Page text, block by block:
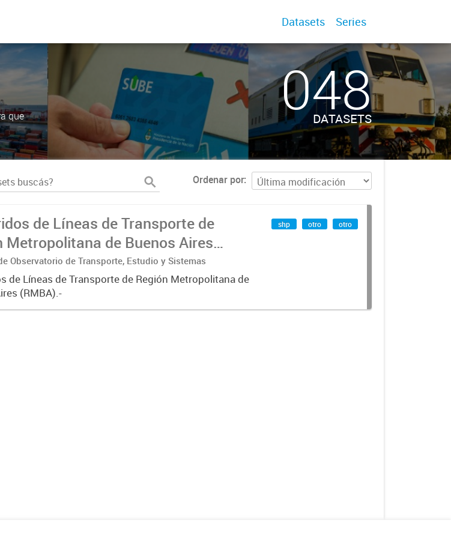
Datasets Series
que
048
DATASETS
Ordenar por
de Líneas de Transporte de
Metropolitana de Buenos Aires
Observatorio de Transporte, Estudio y Sistemas
de Líneas de Transporte de Región Metropolitana de
(RMBA).-
shp otro otro